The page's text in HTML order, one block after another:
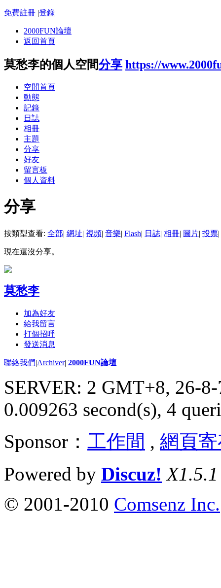
免費註冊 |登錄
2000FUN論壇
返回首頁
莫愁李的個人空間分享 https://
空間首頁
動態
記錄
日誌
相冊
主題
分享
好友
留言板
個人資料
分享
按類型查看: 全部| 網址| 視頻| 音樂| Flash| 日誌| 相冊| 圖片| 投票|
現在還沒分享。
莫愁李
加為好友
給我留言
打個招呼
發送消息
聯絡我們|Archiver| 2000FUN論壇
SERVER: 2 GMT+8, 26-
0.009263 second(s), 4
Sponsor： 工作間 , 網頁
Powered by Discuz! X1.5.1
© 2001-2010 Comsenz Inc.